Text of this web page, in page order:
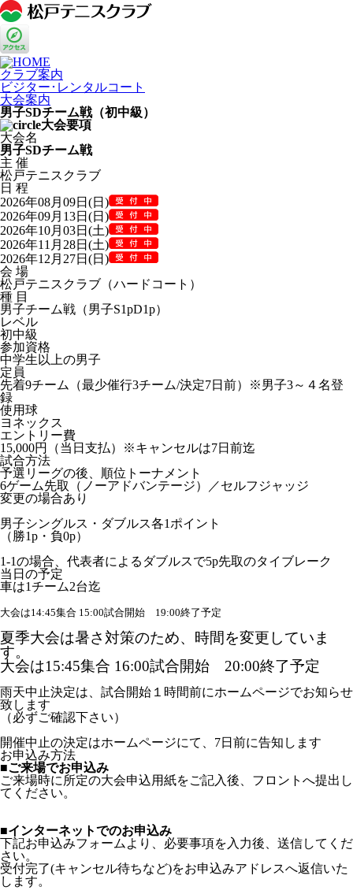
クラブ案内
ビジター･レンタルコート
大会案内
男子SDチーム戦（初中級）
大会要項
大会名
男子SDチーム戦
主 催
松戸テニスクラブ
日 程
2026年08月09日(日)
2026年09月13日(日)
2026年10月03日(土)
2026年11月28日(土)
2026年12月27日(日)
会 場
松戸テニスクラブ（ハードコート）
種 目
男子チーム戦（男子S1pD1p）
レベル
初中級
参加資格
中学生以上の男子
定員
先着9チーム（最少催行3チーム/決定7日前）※男子3～４名登
録
使用球
ヨネックス
エントリー費
15,000円（当日支払）※キャンセルは7日前迄
試合方法
予選リーグの後、順位トーナメント
6ゲーム先取（ノーアドバンテージ）／セルフジャッジ
変更の場合あり
男子シングルス・ダブルス各1ポイント
（勝1p・負0p）
1-1の場合、代表者によるダブルスで5p先取のタイブレーク
当日の予定
車は1チーム2台迄
大会は14:45集合 15:00試合開始 19:00終了予定
夏季大会は暑さ対策のため、時間を変更していま
す。
大会は15:45集合 16:00試合開始 20:00終了予定
雨天中止決定は、試合開始１時間前にホームページでお知らせ
致します
（必ずご確認下さい）
開催中止の決定はホームページにて、7日前に告知します
お申込み方法
■ご来場でお申込み
ご来場時に所定の大会申込用紙をご記入後、フロントへ提出し
てください。
■インターネットでのお申込み
下記お申込みフォームより、必要事項を入力後、送信してくだ
さい。
受付完了(キャンセル待ちなど)をお申込みアドレスへ返信いた
します。